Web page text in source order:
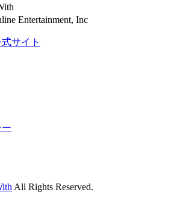
Entertainment, Inc
サイト
All Rights Reserved.